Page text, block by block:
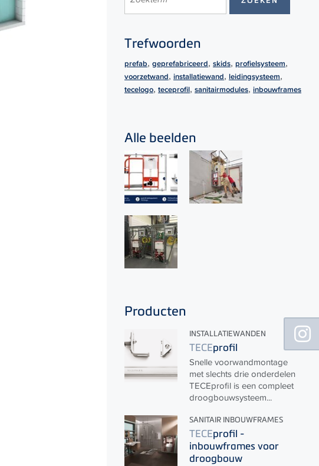
Trefwoorden
prefab,geprefabriceerd,skids,profielsysteem,
voorzetwand,installatiewand,leidingsysteem,
tecelogo,teceprofil,sanitairmodules,inbouwframes
Alle beelden
Producten
INSTALLATIEWANDEN
TECEprofil
Snelle voorwandmontage
met slechts drie onderdelen
TECEprofil is een compleet
droogbouwsysteem...
SANITAIR INBOUWFRAMES
TECEprofil -
inbouwframes voor
droogbouw
Floating
Sidebar